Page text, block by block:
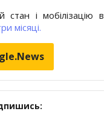
і мобілізацію в
місяці.